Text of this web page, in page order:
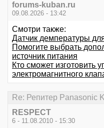
forums-kuban.ru
09.08.2026 - 13:42
Смотри также:
Датчик демпературы
Помогите выбрать
источник питания
Кто сможет
электромагнитного
Re: Репитер Panasonic
RESPECT
6 - 11.08.2010 - 15:30